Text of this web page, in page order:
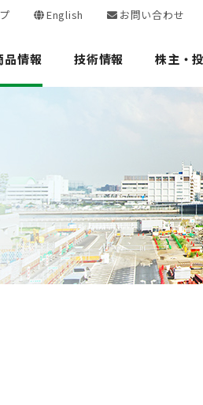
English お問い合わせ
品情報 技術情報 株主・